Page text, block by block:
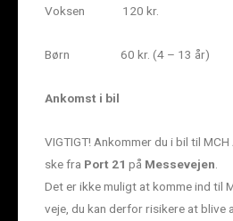
Voksen 120 kr.
Børn 60 kr. (4 – 13 år)
Ankomst i bil
VIGTIGT! Ankommer du i bil til
ske fra Port 21 på Messevejen
Det er ikke muligt at komme ind til
veje, du kan derfor risikere at